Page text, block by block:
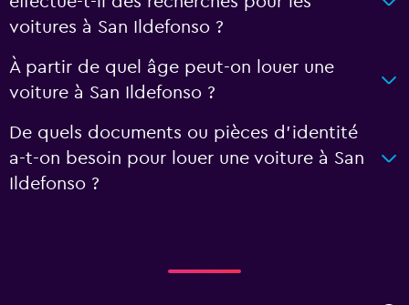
voitures à San Ildefonso ?
À partir de quel âge peut-on louer une
voiture à San Ildefonso ?
De quels documents ou pièces d'identité
a-t-on besoin pour louer une voiture à San
Ildefonso ?